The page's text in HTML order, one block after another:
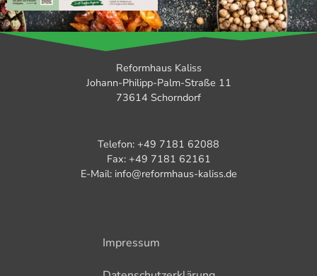
Reformhaus Kaliss
Johann-Philipp-Palm-Straße 11
73614 Schorndorf
Telefon: +49 7181 62088
Fax: +49 7181 62161
E-Mail: info@reformhaus-kaliss.de
Impressum